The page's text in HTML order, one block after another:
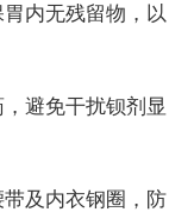
内无残留物，以
避免干扰钡剂显
及内衣钢圈，防